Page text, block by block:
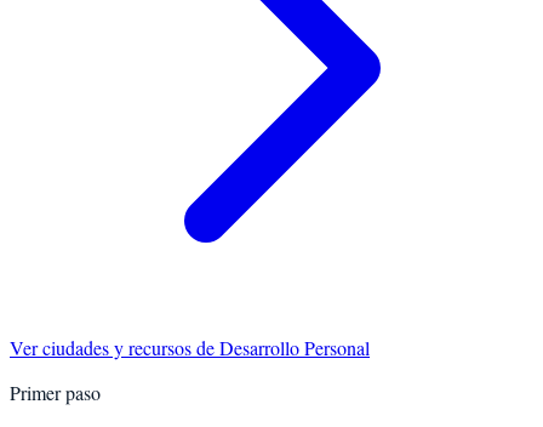
Ver ciudades y recursos deDesarrollo Personal
Primer paso